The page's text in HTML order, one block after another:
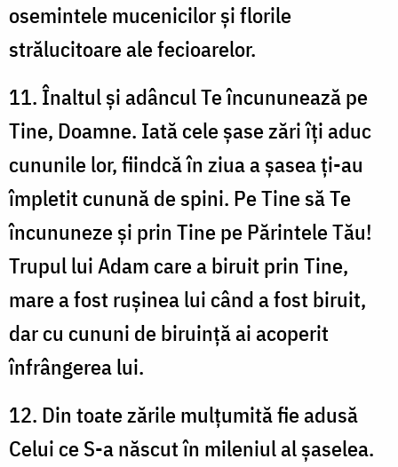
osemintele mucenicilor și florile
strălucitoare ale fecioarelor.
11. Înaltul și adâncul Te încununează pe
Tine, Doamne. Iată cele șase zări îți aduc
cununile lor, fiindcă în ziua a șasea ți-au
împletit cunună de spini. Pe Tine să Te
încununeze și prin Tine pe Părintele Tău!
Trupul lui Adam care a biruit prin Tine,
mare a fost rușinea lui când a fost biruit,
dar cu cununi de biruință ai acoperit
înfrângerea lui.
12. Din toate zările mulțumită fie adusă
Celui ce S-a născut în mileniul al șaselea.